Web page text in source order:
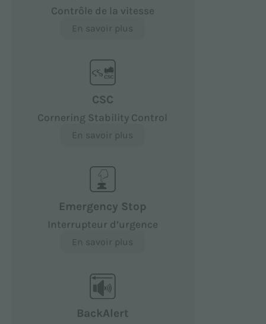
Contrôle de la vitesse
En savoir plus
CSC
Cornering Stability Control
En savoir plus
Emergency Stop
Interrupteur d’urgence
En savoir plus
BackAlert